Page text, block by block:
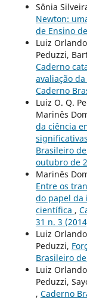
Sônia
Newton:
de Ensino
Luiz
Peduzzi,
Caderno
avaliação
Caderno
Luiz O. Q.
Marinês
da ciência
Brasileiro
outubro de
Marinês
Entre os
do papel da
científica ,
31 n. 3
Luiz
Peduzzi,
Brasileiro
Luiz
Peduzzi,
, Caderno